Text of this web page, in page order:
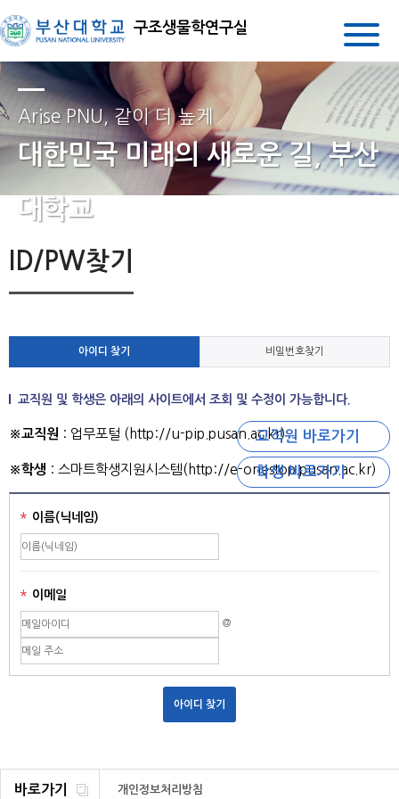
구조생물학연구실
Arise PNU, 같이 더 높게
대한민국 미래의 새로운 길, 부산
대학교
ID/PW찾기
아이디 찾기 비밀번호찾기
교직원 및 학생은 아래의 사이트에서 조회 및 수정이 가능합니다.
※교직원 : 업무포털 (http://u-pip.pusan.ac.kr)교직원 바로가기
※학생 : 스마트학생지원시스템(http://e-onestop.pusan.ac.kr)
학생 바로가기
이름(닉네임)
이메일
@
바로가기 개인정보처리방침